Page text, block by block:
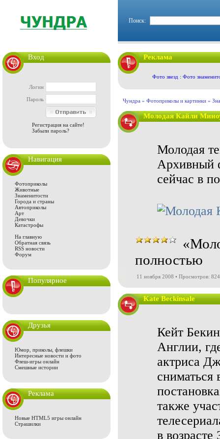
Поиск:
Вход
Логин
Пароль
Регистрация на сайте!
Забыли пароль?
Навигация
Фотоприколы
Животные
Знаменитости
Города и страны
Автоприколы
Арт
Девочки
Катастрофы
На главную
Обратная связь
RSS новости
Форум
Популярное
Друзья
Юмор, приколы, флешки
Интересные новости и фото
Флеш-игры онлайн
Смешные истории
Реклама
Новые HTML5 игры онлайн
Страшилки
Реклама
Фото звезд : Фото
Чундра » Фотоприколы и картинки »
Молодая Кайли
Молодая
Архивный
сейчас в
полностью
11 ноября 2008 • Просмотров:
Kate Beckinsale
Кейт
Англии,
актриса
сниматься
также
в возрасте